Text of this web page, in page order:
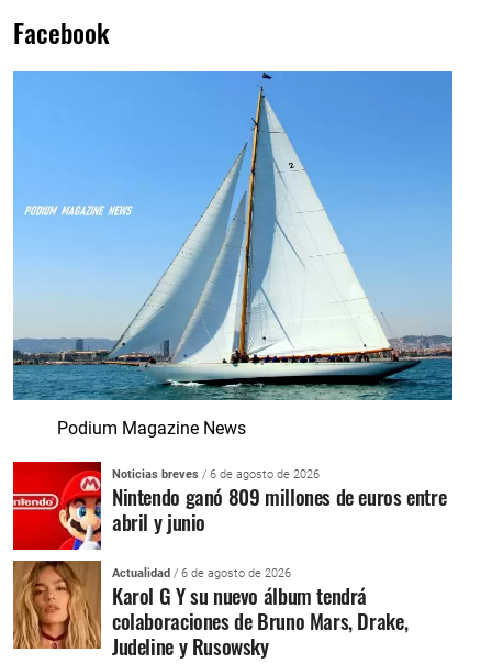
Facebook
Podium Magazine News
Noticias breves / 6 de agosto de 2026
Nintendo ganó 809 millones de euros entre
abril y junio
Actualidad / 6 de agosto de 2026
Karol G Y su nuevo álbum tendrá
colaboraciones de Bruno Mars, Drake,
Judeline y Rusowsky